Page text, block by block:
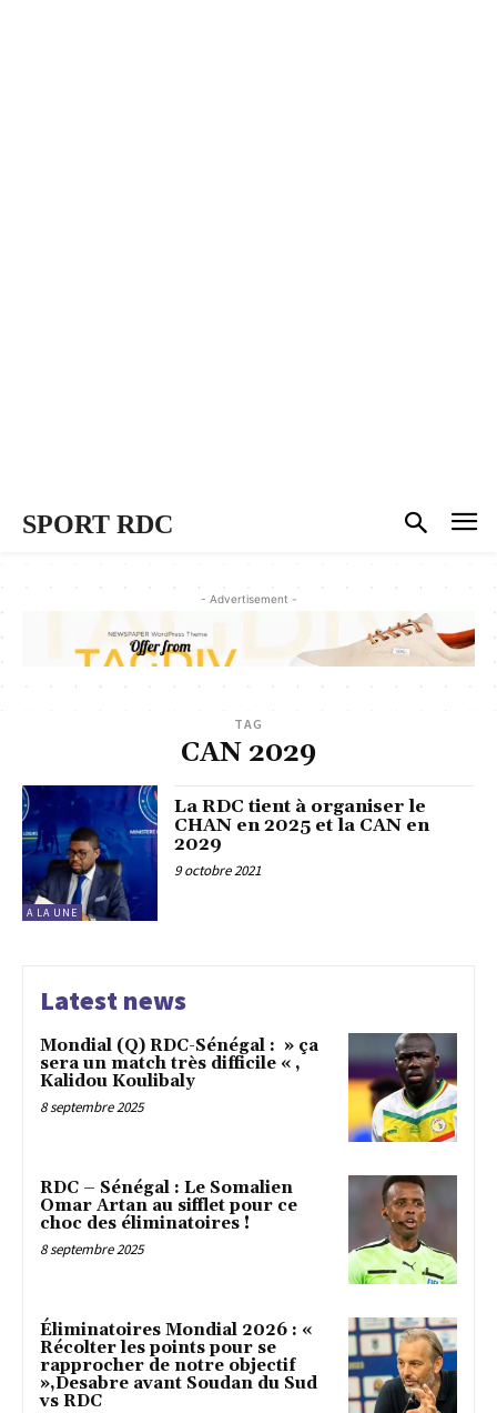
SPORT RDC
- Advertisement -
TAG
CAN 2029
A LA UNE
La RDC tient à organiser le
CHAN en 2025 et la CAN en
2029
9 octobre 2021
Latest news
Mondial (Q) RDC-Sénégal : » ça
sera un match très difficile « ,
Kalidou Koulibaly
8 septembre 2025
RDC – Sénégal : Le Somalien
Omar Artan au sifflet pour ce
choc des éliminatoires !
8 septembre 2025
Éliminatoires Mondial 2026 : «
Récolter les points pour se
rapprocher de notre objectif
»,Desabre avant Soudan du Sud
vs RDC